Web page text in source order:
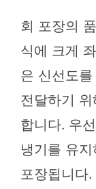
회 포장의
식에 크게
은 신선도
전달하기
합니다. 우
냉기를 유
포장됩니다